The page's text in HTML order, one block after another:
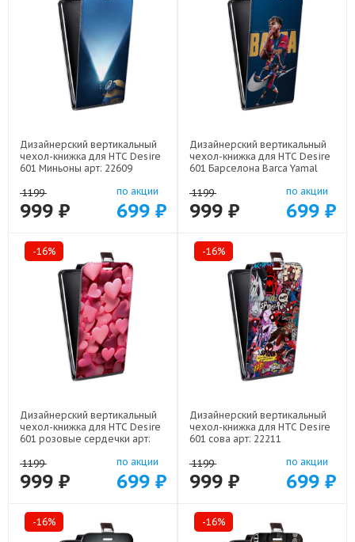
Дизайнерский вертикальный
чехол-книжка для HTC Desire
601 Миньоны арт: 22609
1199
999 ₽
по акции
699 ₽
Дизайнерский вертикальный
чехол-книжка для HTC Desire
601 Барселона Barca Yamal
1199
999 ₽
по акции
699 ₽
-16%
Дизайнерский вертикальный
чехол-книжка для HTC Desire
601 розовые сердечки арт:
1199
999 ₽
по акции
699 ₽
-16%
Дизайнерский вертикальный
чехол-книжка для HTC Desire
601 сова арт: 22211
1199
999 ₽
по акции
699 ₽
-16% -16%